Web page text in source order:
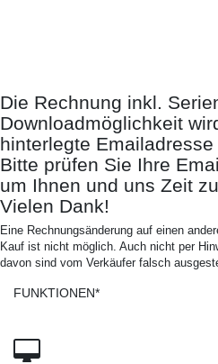
Die Rechnung inkl.
Downloadmöglichkeit
hinterlegte
Bitte prüfen Sie Ihre
um Ihnen und uns Zeit
Vielen Dank!
Eine Rechnungsänderung auf einen
Kauf ist nicht möglich. Auch nicht per
davon sind vom Verkäufer falsch
FUNKTIONEN*